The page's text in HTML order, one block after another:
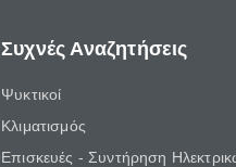
Συχνές Αναζητήσεις
Ψυκτικοί
Κλιματισμός
Επισκευές - Συντήρηση